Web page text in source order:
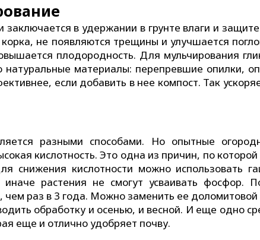
в удержании в грунте влаги и защите
не появляются трещины и улучшается
плодородность. Для мульчирования
натуральные материалы: перепревшие опилки,
если добавить в нее компост. Так
разными способами. Но опытные
кислотность. Это одна из причин, по
снижения кислотности можно использовать
растения не смогут усваивать фосфор.
чем раз в 3 года. Можно заменить ее доломитовой
обработку и осенью, и весной. И еще одно
еще и отлично удобряет почву.